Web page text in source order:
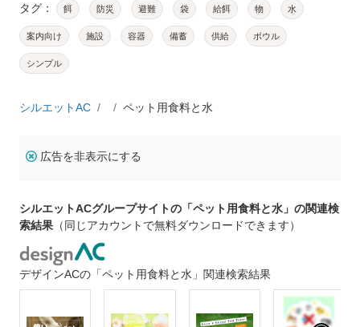
タグ： 餌 防災 避難 袋 給餌 物 水
案内向け 施設 容器 備蓄 供給 ボウル
シンプル
シルエットAC ペット用食料と水
広告を非表示にする
シルエットACグループサイトの「ペット用食料と水」の関連検
索結果 （同じアカウントで無料ダウンロードできます）
デザインACの「ペット用食料と水」関連検索結果